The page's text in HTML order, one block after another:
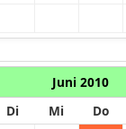
Juni 2010
Di Mi Do